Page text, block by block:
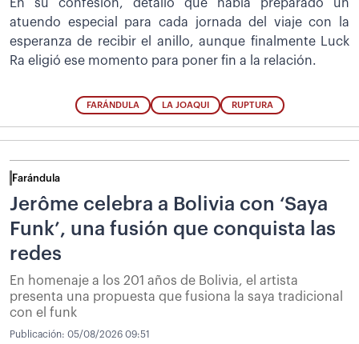
En su confesión, detalló que había preparado un
atuendo especial para cada jornada del viaje con la
esperanza de recibir el anillo, aunque finalmente Luck
Ra eligió ese momento para poner fin a la relación.
FARÁNDULA LA JOAQUI RUPTURA
Farándula
Jerôme celebra a Bolivia con ‘Saya
Funk’, una fusión que conquista las
redes
En homenaje a los 201 años de Bolivia, el artista
presenta una propuesta que fusiona la saya tradicional
con el funk
Publicación: 05/08/2026 09:51